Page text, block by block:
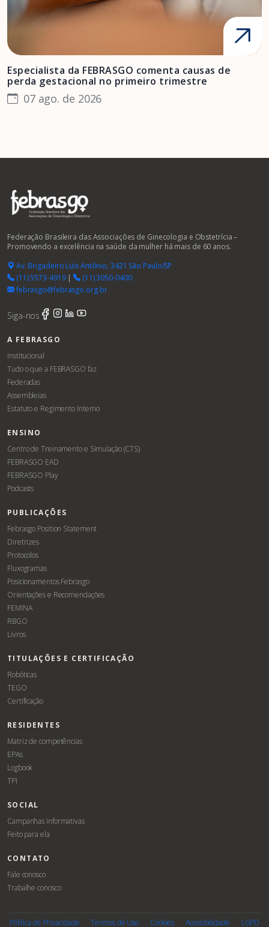
Especialista da FEBRASGO comenta causas de
perda gestacional no primeiro trimestre
07 ago. de 2026
Federação Brasileira das Associações de Ginecologia e Obstetrícia –
Promovendo a excelência na saúde da mulher há mais de 60 anos.
Av. Brigadeiro Luís Antônio, 3421 São Paulo/SP
(11) 5573-4919|
(11) 3050-0400
febrasgo@febrasgo.org.br
Siga-nos
A FEBRASGO
Institucional
Tudo o que a FEBRASGO faz
Federadas
Assembleias
Estatuto e Regimento Interno
ENSINO
Centro de Treinamento e Simulação (CTS)
FEBRASGO EAD
FEBRASGO Play
Podcasts
PUBLICAÇÕES
Febrasgo Position Statement
Diretrizes
Protocolos
Fluxogramas
Posicionamentos Febrasgo
Orientações e Recomendações
FEMINA
RBGO
Livros
TITULAÇÕES E CERTIFICAÇÃO
Robóticas
TEGO
Certificação
RESIDENTES
Matriz de competências
EPAs
Logbook
TPI
SOCIAL
Campanhas informativas
Feito para ela
CONTATO
Fale conosco
Trabalhe conosco
Política de Privacidade Termos de Uso Cookies Acessibilidade LGPD